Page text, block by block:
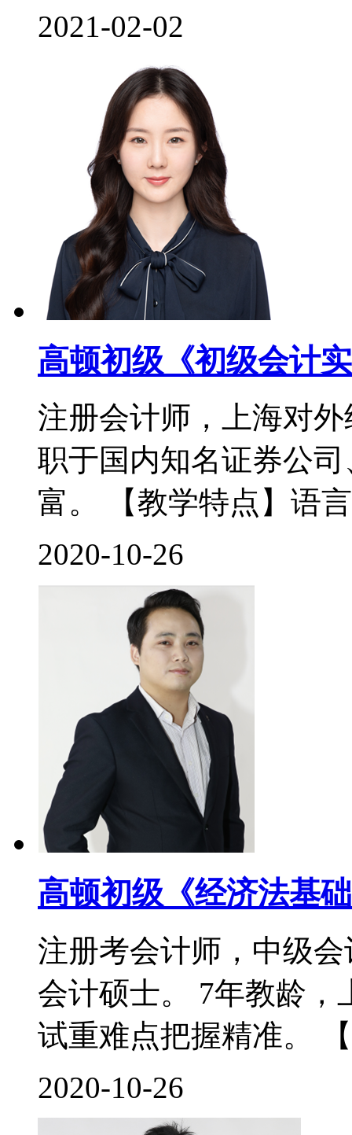
2021-02-02
高顿初级《初级会计
注册会计师，上海对
职于国内知名证券公
富。 【教学特点】语
2020-10-26
高顿初级《经济法基
注册考会计师，中级
会计硕士。 7年教龄
试重难点把握精准。
2020-10-26